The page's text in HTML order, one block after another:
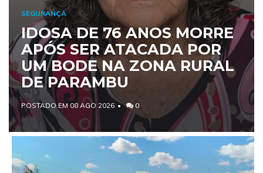
SEGURANÇA
IDOSA DE 76 ANOS MORRE
APÓS SER ATACADA POR
UM BODE NA ZONA RURAL
DE PARAMBU
POSTADO EM 08 AGO 2026 0